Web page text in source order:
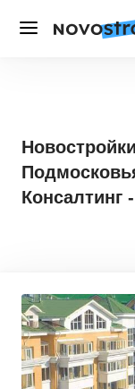
Консалтинг
0